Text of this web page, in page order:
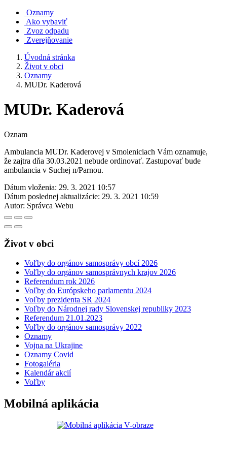
Oznamy
Ako vybaviť
Zvoz odpadu
Zverejňovanie
Úvodná stránka
Život v obci
Oznamy
MUDr. Kaderová
MUDr. Kaderová
Oznam
Ambulancia MUDr. Kaderovej v Smoleniciach Vám oznamuje,
že zajtra dňa 30.03.2021 nebude ordinovať. Zastupovať bude
ambulancia v Suchej n/Parnou.
Dátum vloženia: 29. 3. 2021 10:57
Dátum poslednej aktualizácie: 29. 3. 2021 10:59
Autor: Správca Webu
Život v obci
Voľby do orgánov samosprávy obcí 2026
Voľby do orgánov samosprávnych krajov 2026
Referendum rok 2026
Voľby do Európskeho parlamentu 2024
Voľby prezidenta SR 2024
Voľby do Národnej rady Slovenskej republiky 2023
Referendum 21.01.2023
Voľby do orgánov samosprávy 2022
Oznamy
Vojna na Ukrajine
Oznamy Covid
Fotogaléria
Kalendár akcií
Voľby
Mobilná aplikácia